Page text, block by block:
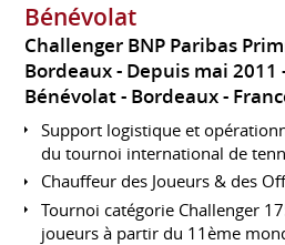
Bénévolat
Challenger BNP Paribas
Bordeaux
Depuis mai 2011
Bénévolat
Bordeaux
Support logistique et
du tournoi international de
Chauffeur des Joueurs & des
Tournoi catégorie Challenger
joueurs à partir du 11ème